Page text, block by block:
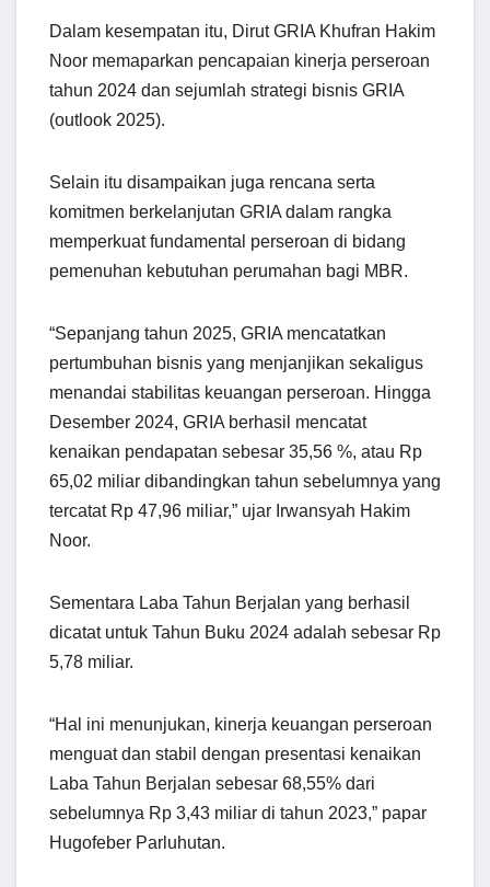
Dalam kesempatan itu, Dirut GRIA Khufran Hakim
Noor memaparkan pencapaian kinerja perseroan
tahun 2024 dan sejumlah strategi bisnis GRIA
(outlook 2025).
Selain itu disampaikan juga rencana serta
komitmen berkelanjutan GRIA dalam rangka
memperkuat fundamental perseroan di bidang
pemenuhan kebutuhan perumahan bagi MBR.
“Sepanjang tahun 2025, GRIA mencatatkan
pertumbuhan bisnis yang menjanjikan sekaligus
menandai stabilitas keuangan perseroan. Hingga
Desember 2024, GRIA berhasil mencatat
kenaikan pendapatan sebesar 35,56 %, atau Rp
65,02 miliar dibandingkan tahun sebelumnya yang
tercatat Rp 47,96 miliar,” ujar Irwansyah Hakim
Noor.
Sementara Laba Tahun Berjalan yang berhasil
dicatat untuk Tahun Buku 2024 adalah sebesar Rp
5,78 miliar.
“Hal ini menunjukan, kinerja keuangan perseroan
menguat dan stabil dengan presentasi kenaikan
Laba Tahun Berjalan sebesar 68,55% dari
sebelumnya Rp 3,43 miliar di tahun 2023,” papar
Hugofeber Parluhutan.